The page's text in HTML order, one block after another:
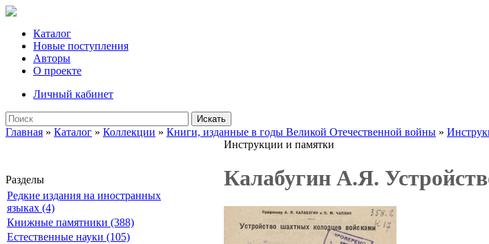
Каталог
Новые поступления
Авторы
О проекте
Личный кабинет
Искать
Главная » Каталог » Коллекции » Книги, изданные в годы Великой Отечественной войны »
Разделы
Редкие издания на иностранных
языках (4)
Книжные памятники (388)
Естественные науки (105)
Инструкции и памятки
Калабугин А.Я.